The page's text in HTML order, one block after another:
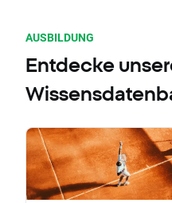
AUSBILDUNG
Entdecke